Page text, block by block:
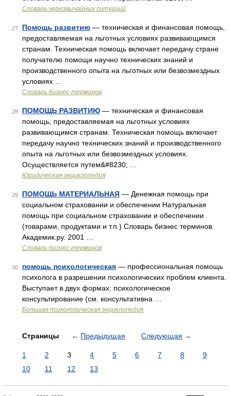
Словарь черезвычайных ситуаций
27 Помощь развитию — техническая и финансовая помощь,
предоставляемая на льготных условиях развивающимся
странам. Техническая помощь включает передачу стране
получателю помощи научно технических знаний и
производственного опыта на льготных или безвозмездных
условиях …
Словарь бизнес-терминов
28 ПОМОЩЬ РАЗВИТИЮ — техническая и финансовая
помощь, предоставляемая на льготных условиях
развивающимся странам. Техническая помощь включает
передачу научно технических знаний и производственного
опыта на льготных или безвозмездных условиях.
Осуществляется путем&#8230; …
Юридическая энциклопедия
29 ПОМОЩЬ МАТЕРИАЛЬНАЯ — Денежная помощь при
социальном страховании и обеспечении Натуральная
помощь при социальном страховании и обеспечении
(товарами, продуктами и т.п.) Словарь бизнес терминов.
Академик.ру. 2001 …
Словарь бизнес-терминов
30 помощь психологическая — профессиональная помощь
психолога в разрешении психологических проблем клиента.
Выступает в двух формах: психологическое
консультирование (см. консультативна …
Большая психологическая энциклопедия
Страницы ← Предыдущая Следующая →
1 2 3 4 5 6 7 8
9
10
11 12 13